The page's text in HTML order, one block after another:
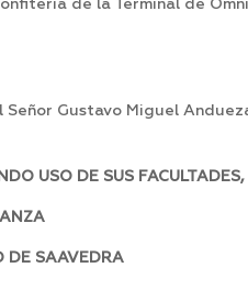
de la Terminal de
Gustavo Miguel
USO DE SUS
DE SAAVEDRA